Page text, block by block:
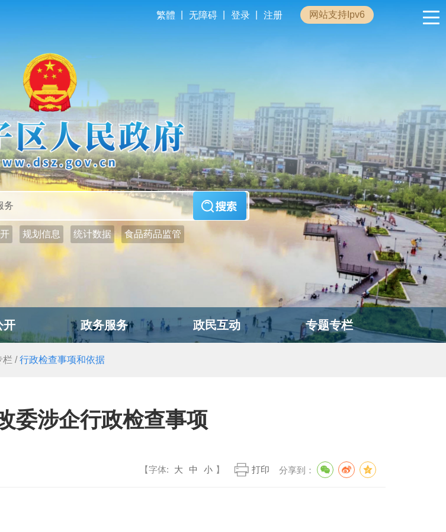
繁體 无障碍 登录 注册 网站支持Ipv6
规划信息 统计数据 食品药品监管
开 政务服务 政民互动 专题专栏
政民互动 专题专栏
栏 /行政检查事项和依据
委涉企行政检查事项
【字体: 大 中 小 】 打印 分享到：